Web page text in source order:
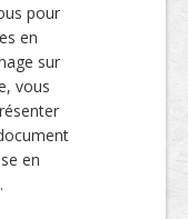
pour
en
sur
vous
en